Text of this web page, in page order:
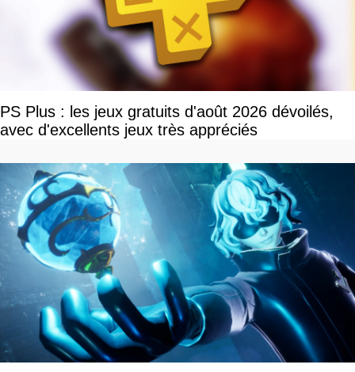
PS Plus : les jeux gratuits d'août 2026 dévoilés,
avec d'excellents jeux très appréciés